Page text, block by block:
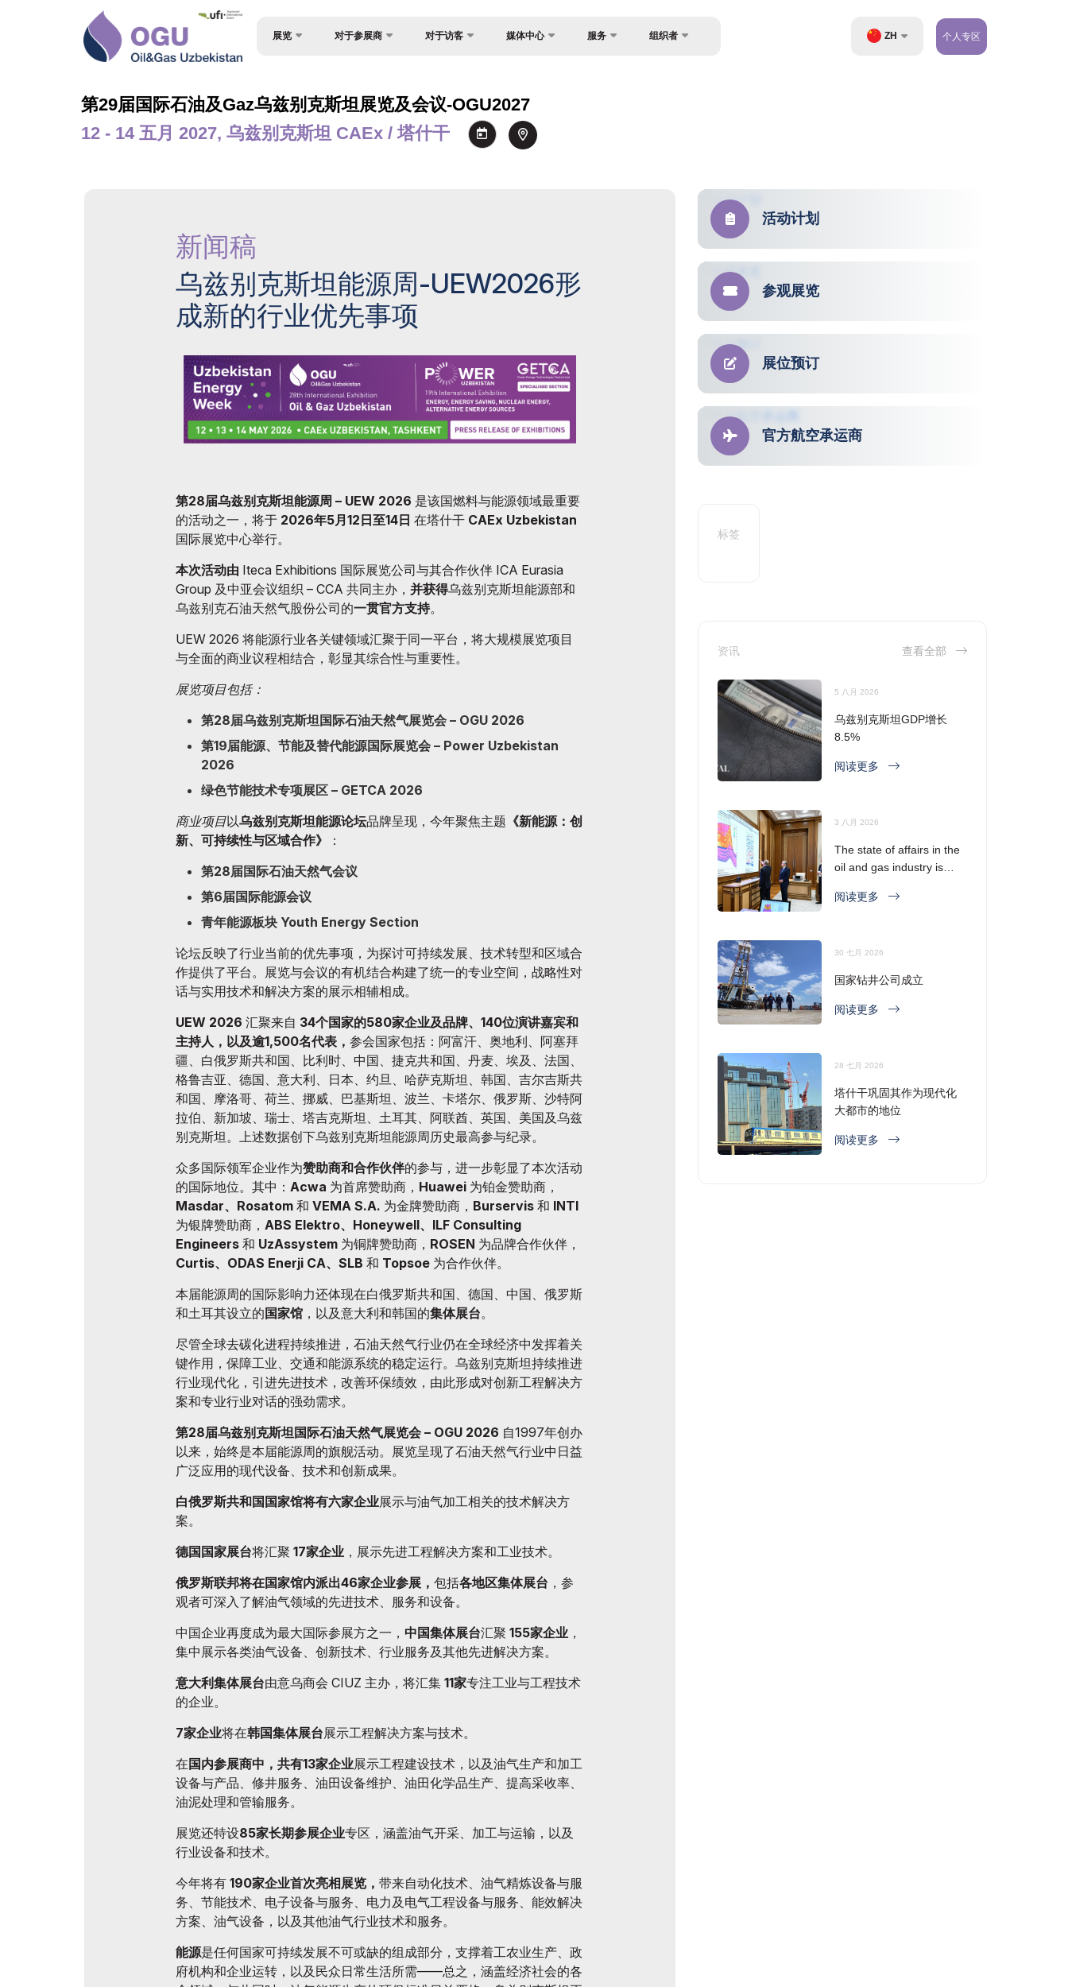
展览
产品类别
参展商名单
欢迎信
媒体支持
在乌兹别克斯坦做生意
展后结果
官方目录
对于参展商
观众简介
入境签证制度
展台搭建
货物与交付
官方航空承运商
对于访客
场地
工作时间
媒体中心
视频库
新闻稿
服务 组织者 ZH 个人专区
第29届国际石油及Gaz乌兹别克斯坦展览及会议-OGU2027
12 - 14 五月 2027, 乌兹别克斯坦 CAEx / 塔什干
新闻稿
乌兹别克斯坦能源周-UEW2026形
成新的行业优先事项
第28届乌兹别克斯坦能源周 – UEW 2026 是该国燃料与能源领域最重要
的活动之一，将于 2026年5月12日至14日 在塔什干 CAEx Uzbekistan
国际展览中心举行。
本次活动由 Iteca Exhibitions 国际展览公司与其合作伙伴 ICA Eurasia
Group 及中亚会议组织 – CCA 共同主办， 并获得乌兹别克斯坦能源部和
乌兹别克石油天然气股份公司的一贯官方支持。
UEW 2026 将能源行业各关键领域汇聚于同一平台，将大规模展览项目
与全面的商业议程相结合，彰显其综合性与重要性。
展览项目包括：
第28届乌兹别克斯坦国际石油天然气展览会 – OGU 2026
第19届能源、节能及替代能源国际展览会 – Power Uzbekistan
2026
绿色节能技术专项展区 – GETCA 2026
商业项目以乌兹别克斯坦能源论坛品牌呈现，今年聚焦主题 《新能源：创
新、可持续性与区域合作》
：
第28届国际石油天然气会议
第6届国际能源会议
青年能源板块 Youth Energy Section
论坛反映了行业当前的优先事项，为探讨可持续发展、技术转型和区域合
作提供了平台。展览与会议的有机结合构建了统一的专业空间，战略性对
话与实用技术和解决方案的展示相辅相成。
UEW 2026 汇聚来自 34个国家的580家企业及品牌、140位演讲嘉宾和
主持人，以及逾1,500名代表， 参会国家包括：阿富汗、奥地利、阿塞拜
疆、白俄罗斯共和国、比利时、中国、捷克共和国、丹麦、埃及、法国、
格鲁吉亚、德国、意大利、日本、约旦、哈萨克斯坦、韩国、吉尔吉斯共
和国、摩洛哥、荷兰、挪威、巴基斯坦、波兰、卡塔尔、俄罗斯、沙特阿
拉伯、新加坡、瑞士、塔吉克斯坦、土耳其、阿联酋、英国、美国及乌兹
别克斯坦。上述数据创下乌兹别克斯坦能源周历史最高参与纪录。
众多国际领军企业作为赞助商和合作伙伴的参与，进一步彰显了本次活动
的国际地位。其中： Acwa 为首席赞助商， Huawei 为铂金赞助商，
Masdar、Rosatom 和 VEMA S.A. 为金牌赞助商， Burservis 和 INTI
为银牌赞助商， ABS Elektro、Honeywell、ILF Consulting
Engineers 和 UzAssystem 为铜牌赞助商， ROSEN 为品牌合作伙伴，
Curtis、ODAS Enerji CA、SLB 和 Topsoe 为合作伙伴。
本届能源周的国际影响力还体现在白俄罗斯共和国、德国、中国、俄罗斯
和土耳其设立的 国家馆 ，以及意大利和韩国的集体展台。
尽管全球去碳化进程持续推进，石油天然气行业仍在全球经济中发挥着关
键作用，保障工业、交通和能源系统的稳定运行。乌兹别克斯坦持续推进
行业现代化，引进先进技术，改善环保绩效，由此形成对创新工程解决方
案和专业行业对话的强劲需求。
第28届乌兹别克斯坦国际石油天然气展览会 – OGU 2026 自1997年创办
以来，始终是本届能源周的旗舰活动。展览呈现了石油天然气行业中日益
广泛应用的现代设备、技术和创新成果。
白俄罗斯共和国国家馆将有六家企业展示与油气加工相关的技术解决方
案。
德国国家展台将汇聚 17家企业 ，展示先进工程解决方案和工业技术。
俄罗斯联邦将在国家馆内派出46家企业参展， 包括各地区集体展台 ，参
观者可深入了解油气领域的先进技术、服务和设备。
中国企业再度成为最大国际参展方之一， 中国集体展台汇聚 155家企业 ，
集中展示各类油气设备、创新技术、行业服务及其他先进解决方案。
意大利集体展台由意乌商会 CIUZ 主办，将汇集 11家专注工业与工程技术
的企业。
7家企业将在韩国集体展台展示工程解决方案与技术。
在 国内参展商中，共有13家企业展示工程建设技术，以及油气生产和加工
设备与产品、修井服务、油田设备维护、油田化学品生产、提高采收率、
油泥处理和管输服务。
展览还特设85家长期参展企业专区，涵盖油气开采、加工与运输，以及
行业设备和技术。
今年将有 190家企业首次亮相展览， 带来自动化技术、油气精炼设备与服
务、节能技术、电子设备与服务、电力及电气工程设备与服务、能效解决
方案、油气设备，以及其他油气行业技术和服务。
能源是任何国家可持续发展不可或缺的组成部分，支撑着工农业生产、政
府机构和企业运转，以及民众日常生活所需——总之，涵盖经济社会的各
活动计划
参观展览
展位预订
官方航空承运商
标签
资讯 查看全部
5 八月 2026
乌兹别克斯坦GDP增长
8.5%
阅读更多
3 八月 2026
The state of affairs in the
oil and gas industry is
阅读更多
30 七月 2026
国家钻井公司成立
阅读更多
28 七月 2026
塔什干巩固其作为现代化
大都市的地位
阅读更多